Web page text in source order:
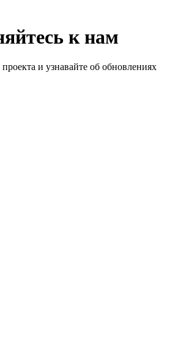
к нам
и узнавайте об обновлениях